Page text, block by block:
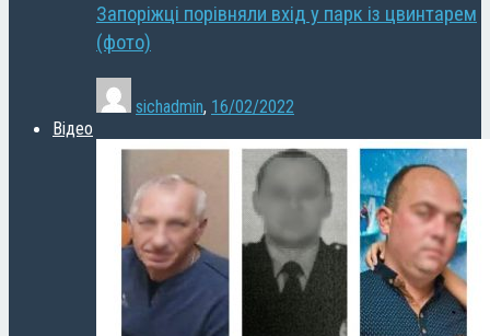
Запоріжці порівняли вхід у парк із цвинтарем
(фото)
sichadmin, 16/02/2022
Відео